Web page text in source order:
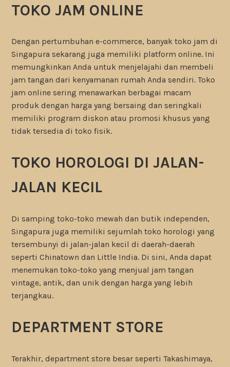
TOKO JAM ONLINE
Dengan pertumbuhan e-commerce, banyak toko jam di
Singapura sekarang juga memiliki platform online. Ini
memungkinkan Anda untuk menjelajahi dan membeli
jam tangan dari kenyamanan rumah Anda sendiri. Toko
jam online sering menawarkan berbagai macam
produk dengan harga yang bersaing dan seringkali
memiliki program diskon atau promosi khusus yang
tidak tersedia di toko fisik.
TOKO HOROLOGI DI JALAN-
JALAN KECIL
Di samping toko-toko mewah dan butik independen,
Singapura juga memiliki sejumlah toko horologi yang
tersembunyi di jalan-jalan kecil di daerah-daerah
seperti Chinatown dan Little India. Di sini, Anda dapat
menemukan toko-toko yang menjual jam tangan
vintage, antik, dan unik dengan harga yang lebih
terjangkau.
DEPARTMENT STORE
Terakhir, department store besar seperti Takashimaya,